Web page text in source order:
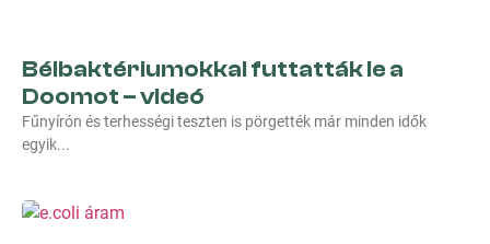
Bélbaktériumokkal futtatták le a
Doomot – videó
Fűnyírón és terhességi teszten is pörgették már minden idők
egyik